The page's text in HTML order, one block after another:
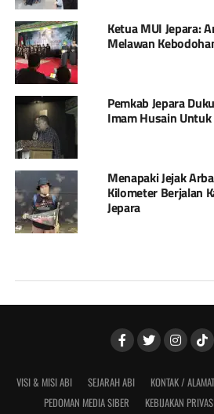
Ketua MUI Jepara:
Melawan
Pemkab Jepara
Imam Husain
Menapaki Jejak
Kilometer Berjalan
Jepara
VISI & MISI ABI SEJARAH ABI KONTAK / ALAMAT
PEDOMAN MEDIA SIBER
KEBIJAKAN